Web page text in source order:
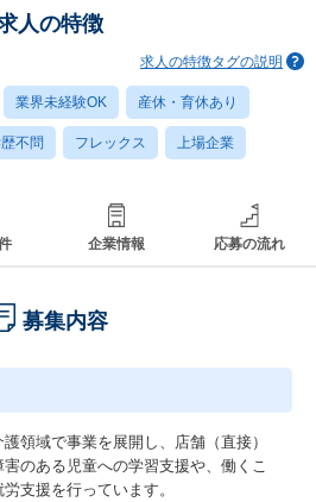
人の特徴
求人の特徴タグの説明
業界未経験OK 産休・育休あり
不問 フレックス 上場企業
企業情報 応募の流れ
募集内容
領域で事業を展開し、店舗（直接）
のある児童への学習支援や、働くこ
支援を行っています。